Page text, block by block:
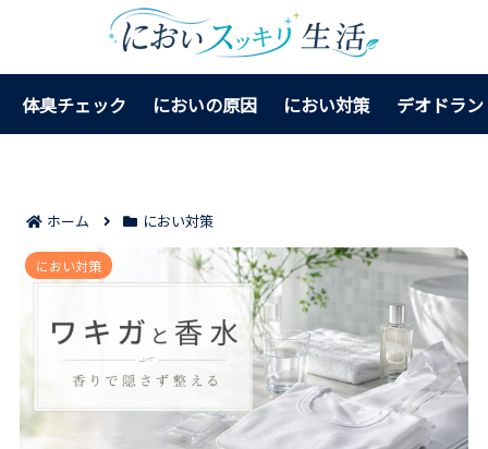
体臭チェック においの原因 におい対策 デオドラ
ホーム におい対策
ワキガと香水が混ざると臭く感じやすい理由7つ｜香り
で隠さず清潔感を保つ方法が見える！
におい対策